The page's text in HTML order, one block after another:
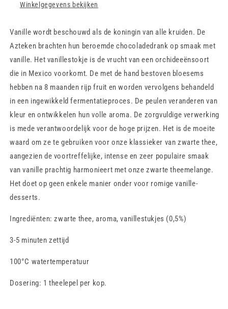
Winkelgegevens bekijken
Vanille wordt beschouwd als de koningin van alle kruiden. De
Azteken brachten hun beroemde chocoladedrank op smaak met
vanille. Het vanillestokje is de vrucht van een orchideeënsoort
die in Mexico voorkomt. De met de hand bestoven bloesems
hebben na 8 maanden rijp fruit en worden vervolgens behandeld
in een ingewikkeld fermentatieproces. De peulen veranderen van
kleur en ontwikkelen hun volle aroma. De zorgvuldige verwerking
is mede verantwoordelijk voor de hoge prijzen. Het is de moeite
waard om ze te gebruiken voor onze klassieker van zwarte thee,
aangezien de voortreffelijke, intense en zeer populaire smaak
van vanille prachtig harmonieert met onze zwarte theemelange.
Het doet op geen enkele manier onder voor romige vanille-
desserts.
Ingrediënten: zwarte thee, aroma, vanillestukjes (0,5%)
3-5 minuten zettijd
100°C watertemperatuur
Dosering: 1 theelepel per kop.